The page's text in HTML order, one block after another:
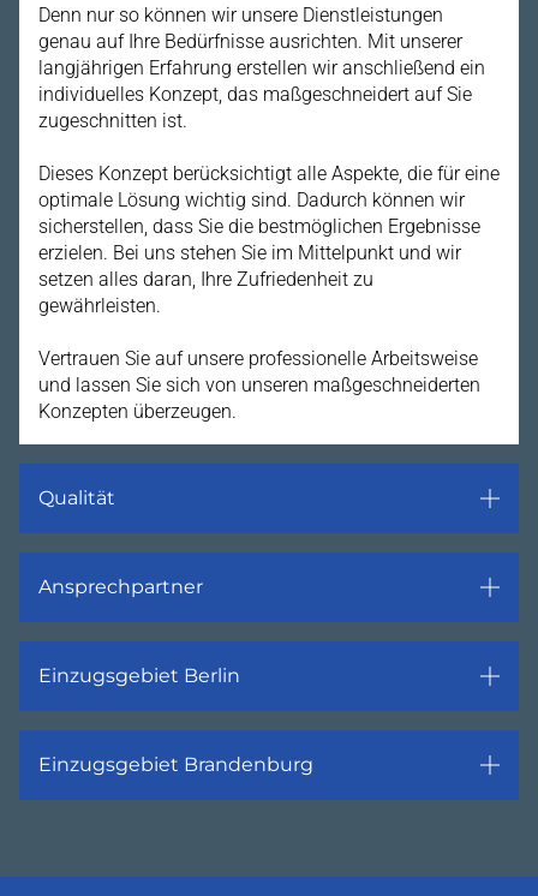
Denn nur so können wir unsere Dienstleistungen
genau auf Ihre Bedürfnisse ausrichten. Mit unserer
langjährigen Erfahrung erstellen wir anschließend ein
individuelles Konzept, das maßgeschneidert auf Sie
zugeschnitten ist.
Dieses Konzept berücksichtigt alle Aspekte, die für eine
optimale Lösung wichtig sind. Dadurch können wir
sicherstellen, dass Sie die bestmöglichen Ergebnisse
erzielen. Bei uns stehen Sie im Mittelpunkt und wir
setzen alles daran, Ihre Zufriedenheit zu
gewährleisten.
Vertrauen Sie auf unsere professionelle Arbeitsweise
und lassen Sie sich von unseren maßgeschneiderten
Konzepten überzeugen.
Qualität
Ansprechpartner
Einzugsgebiet Berlin
Einzugsgebiet Brandenburg